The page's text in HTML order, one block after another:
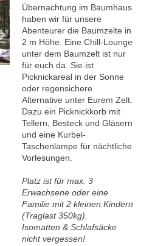
Übernachtung im Baumhaus
haben wir für unsere
Abenteurer die Baumzelte in
2 m Höhe. Eine Chill-Lounge
unter dem Baumzelt ist nur
für euch da. Sie ist
Picknickareal in der Sonne
oder regensichere
Alternative unter Eurem Zelt.
Dazu ein Picknickkorb mit
Tellern, Besteck und Gläsern
und eine Kurbel-
Taschenlampe für nächtliche
Vorlesungen.
Platz ist für max. 3
Erwachsene oder eine
Familie mit 2 kleinen Kindern
(Traglast 350kg).
Isomatten & Schlafsäcke
nicht vergessen!